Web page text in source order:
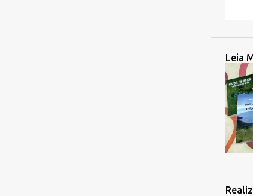
2024
Leia